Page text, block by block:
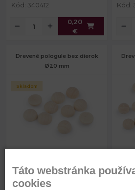
Kód: 340412
0,20
€
Kód:
Drevené pologule bez dierok
Ø20 mm
Hrúbka:
10 mm
Skladom
Skladom
Táto webstránka
cookies